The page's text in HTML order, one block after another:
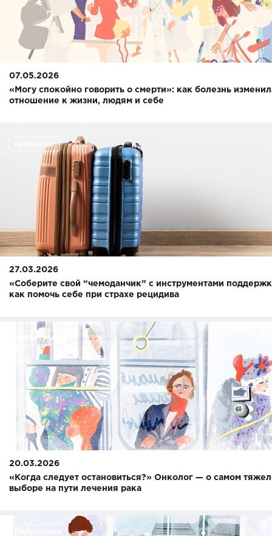
07.05.2026
«Могу спокойно говорить о смерти»: как болезнь
отношение к жизни, людям и себе
проблемы
27.03.2026
«Соберите свой “чемоданчик” с инструментами
как помочь себе при страхе рецидива
проблемы
20.03.2026
«Когда следует остановиться?» Онколог — о самом
выборе на пути лечения рака
Популярное